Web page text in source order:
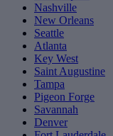
Nashville
New Orleans
Seattle
Atlanta
Key West
Saint Augustine
Tampa
Pigeon Forge
Savannah
Denver